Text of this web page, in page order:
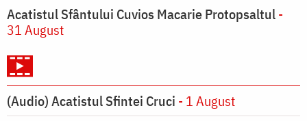
Acatistul Sfântului Cuvios Macarie Protopsaltul-
31 August
(Audio) Acatistul Sfintei Cruci - 1 August